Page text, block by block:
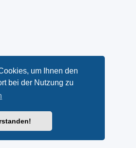
um Ihnen den
bei der Nutzung zu